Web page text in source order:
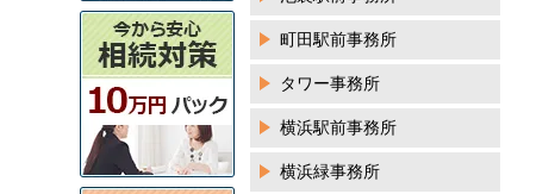
町田駅前事務所
タワー事務所
横浜駅前事務所
横浜緑事務所